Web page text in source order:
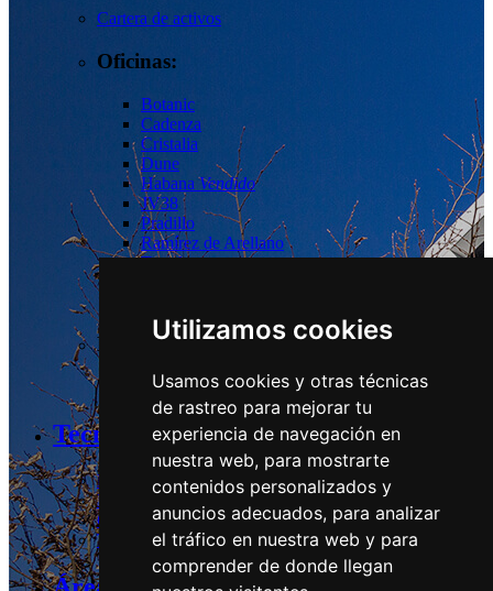
Utilizamos cookies
Usamos cookies y otras técnicas
de rastreo para mejorar tu
experiencia de navegación en
nuestra web, para mostrarte
contenidos personalizados y
anuncios adecuados, para analizar
el tráfico en nuestra web y para
comprender de donde llegan
Cartera de activos
Oficinas:
Botanic
Cadenza
Cristalia
Dune
HabanaVendido
JV38
Pradillo
Ramírez de Arellano
Torrelaguna
Logístico:
Guadalix
Tecnología y Sostenibilidad
Estrategia y Compromisos
Desempeño
Grupos relevantes y Políticas
Tecnología